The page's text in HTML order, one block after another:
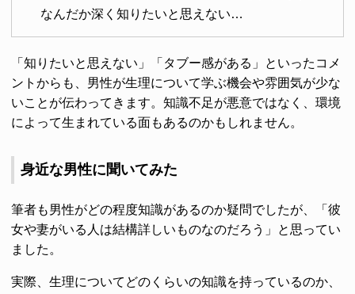
なんだか深く知りたいと思えない…
「知りたいと思えない」「タブー感がある」といったコメ
ントからも、男性が生理について学ぶ機会や雰囲気が少な
いことが伝わってきます。知識不足が悪意ではなく、環境
によって生まれている面もあるのかもしれません。
身近な男性に聞いてみた
筆者も男性がどの程度知識があるのか疑問でしたが、「彼
女や妻がいる人は結構詳しいものなのだろう」と思ってい
ました。
実際、生理についてどのくらいの知識を持っているのか、